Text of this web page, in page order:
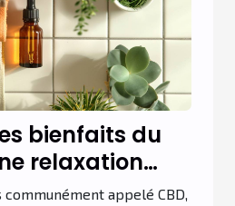
bienfaits du
relaxation
appelé CBD,